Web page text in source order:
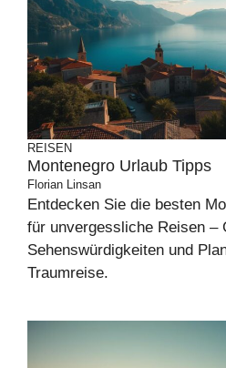
REISEN
Montenegro Urlaub Tipps
Florian Linsan
Entdecken Sie die besten
für unvergessliche Reisen –
Sehenswürdigkeiten und
Traumreise.